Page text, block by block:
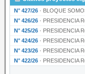
N° 427/26 · BLOQUE SOMOS
N° 426/26 · PRESIDENCIA
N° 425/26 · PRESIDENCIA
N° 424/26 · PRESIDENCIA
N° 423/26 · PRESIDENCIA
N° 422/26 · PRESIDENCIA